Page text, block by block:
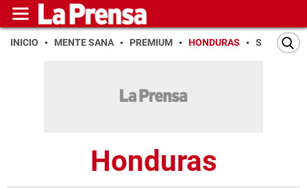
INICIO MENTE SANA PREMIUM HONDURAS SAN PEDRO
Honduras